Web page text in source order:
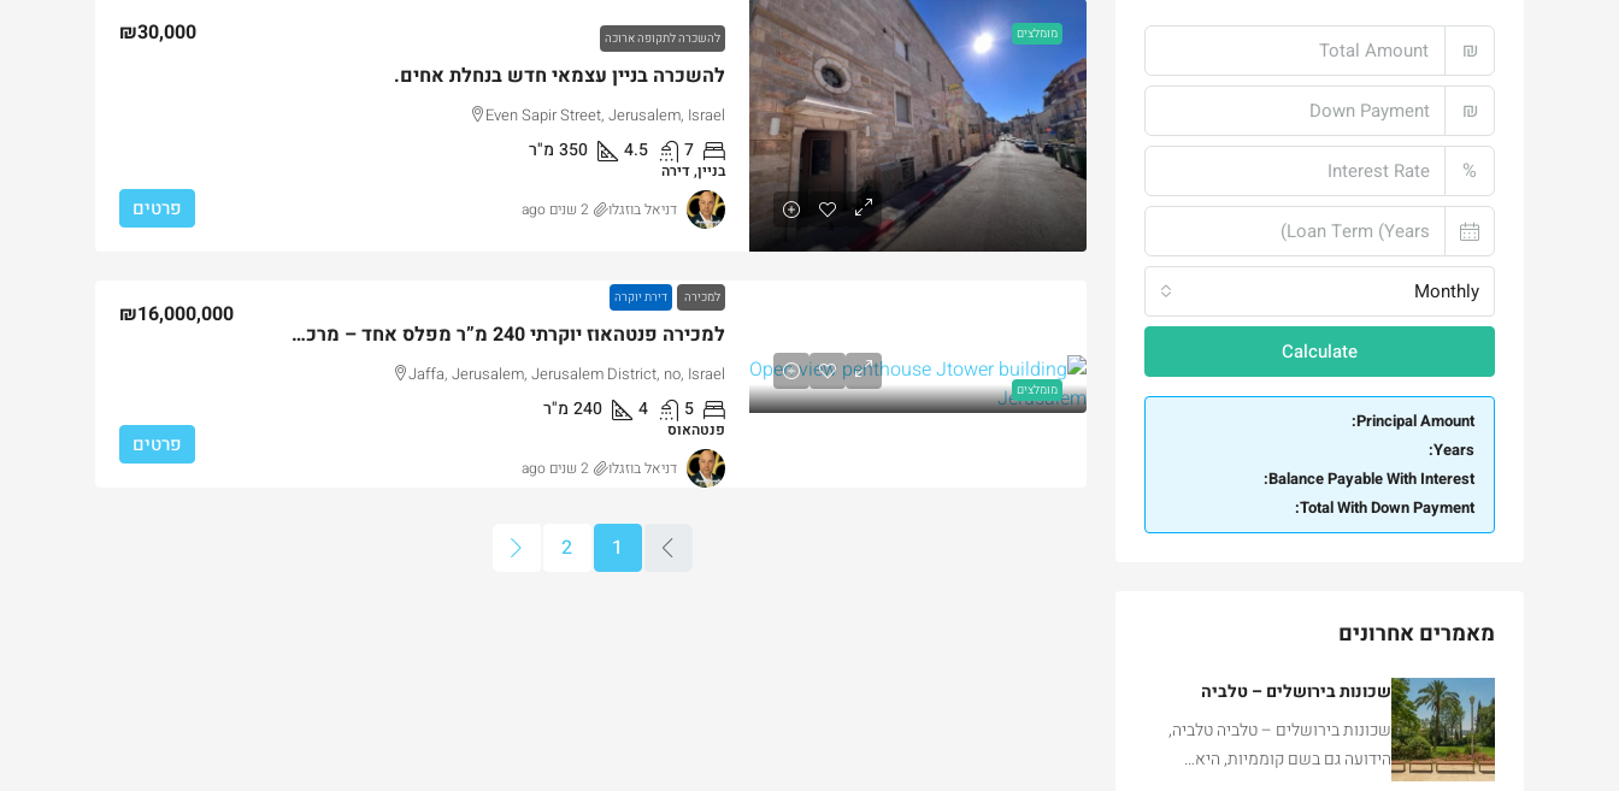
מומלצים להשכרה לתקופה ארוכה
להשכרה בניין עצמאי חדש בנחלת אחים.
₪30,000
Even Sapir Street, Jerusalem, Israel
7
4.5
350 מ"ר
בניין, דירה
פרטים דניאל בוזגלו 2 שנים ago
מומלצים
למכירה דירת יוקרה
למכירה פנטהאוז יוקרתי 240 מ”ר מפלס אחד – מרכז העיר ירושלים
₪16,000,000
Jaffa, Jerusalem, Jerusalem District, no, Israel
5
4
240 מ"ר
פנטהאוס
פרטים
דניאל בוזגלו 2 שנים ago
1
2
₪
₪
%
Monthly
Calculate
Principal Amount:
Years:
Balance Payable With Interest:
Total With Down Payment:
מאמרים אחרונים
שכונות בירושלים – טלביה
שכונות בירושלים – טלביה טלביה,
הידועה גם בשם קוממיות, היא…